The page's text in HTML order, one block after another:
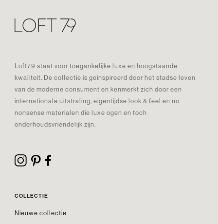
Loft79 staat voor toegankelijke luxe en hoogstaande
kwaliteit. De collectie is geïnspireerd door het stadse leven
van de moderne consument en kenmerkt zich door een
internationale uitstraling, eigentijdse look & feel en no
nonsense materialen die luxe ogen en toch
onderhoudsvriendelijk zijn.
COLLECTIE
Nieuwe collectie